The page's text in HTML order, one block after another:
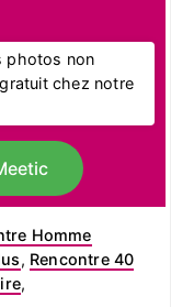
photos non
chez notre
Homme
, Rencontre 40
,